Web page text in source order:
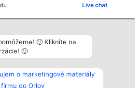
Live chat
🙂 Kliknite na
🙂
o marketingové materiály
do Orlov
Hodnotenie
Laureáti
Lista
Laureatów
Podmienky
Obchodné
Kontakt
Kontakt